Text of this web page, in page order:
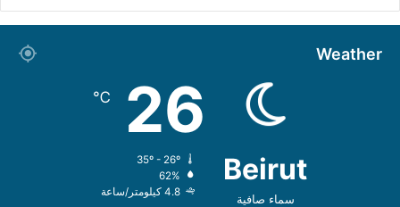
Weather
Beirut
سماء صافية
26
℃
62%
4.8 كيلومتر/ساعة